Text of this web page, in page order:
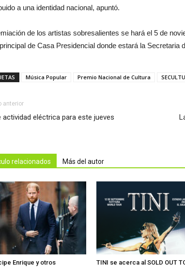
a una identidad nacional, apuntó.
de los artistas sobresalientes se hará el 5 de
de Casa Presidencial donde estará la Secretaria
Música Popular Premio Nacional de Cultura
anterior
actividad eléctrica para este jueves
relacionados Más del autor
Enrique y otros
TINI se acerca al SOLD OUT